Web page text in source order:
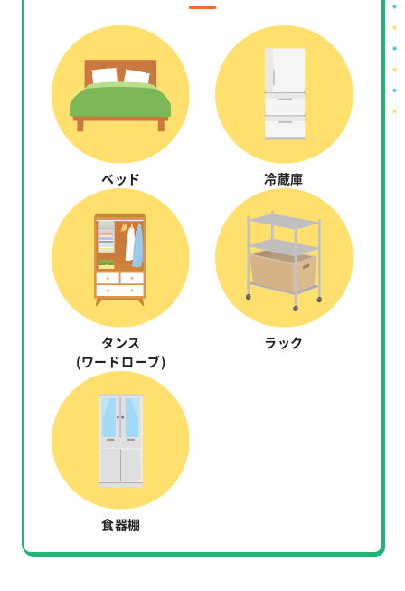
ベッド 冷蔵庫
タンス
(ワードローブ)
ラック
食器棚